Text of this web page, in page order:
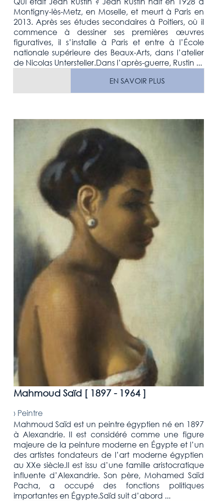
Montigny-lès-Metz, en Moselle, et meurt à Paris en
2013. Après ses études secondaires à Poitiers, où il
commence à dessiner ses premières œuvres
figuratives, il s’installe à Paris et entre à l’École
nationale supérieure des Beaux-Arts, dans l’atelier
de Nicolas Untersteller.Dans l’après-guerre, Rustin ...
EN SAVOIR PLUS
Mahmoud Saïd [ 1897 - 1964]
› Peintre
Mahmoud Saïd est un peintre égyptien né en 1897
à Alexandrie. Il est considéré comme une figure
majeure de la peinture moderne en Égypte et l’un
des artistes fondateurs de l’art moderne égyptien
au XXe siècle.Il est issu d’une famille aristocratique
influente d’Alexandrie. Son père, Mohamed Saïd
Pacha, a occupé des fonctions politiques
importantes en Égypte.Saïd suit d’abord ...